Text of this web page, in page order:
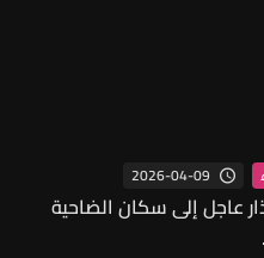
2026-04-09
عاجل إلى سكان الضاحية